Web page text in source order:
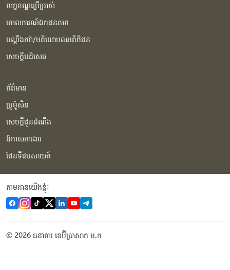
លក្ខខណ្ឌប្រើប្រាស់
គោលការណ៍ឯកជនភាព
បណ្ដឹងតវ៉ា/មតិយោបល់អតិថិជន
សេចក្ដីបដិសេធ
ព័ត៌មាន
ប្រូម៉ូសិន
សេចក្ដីជូនដំណឹង
ឱកាសការងារ
ផែនទីវេបសាយត៍
© 2026 ធនាគារ ខេប៊ីប្រាសាក់ ម.ក
តាមដានយើងខ្ញុំំ: